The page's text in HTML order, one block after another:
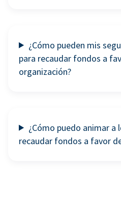
¿Cómo pueden mis
para recaudar fondos a
organización?
¿Cómo puedo animar a
recaudar fondos a favor